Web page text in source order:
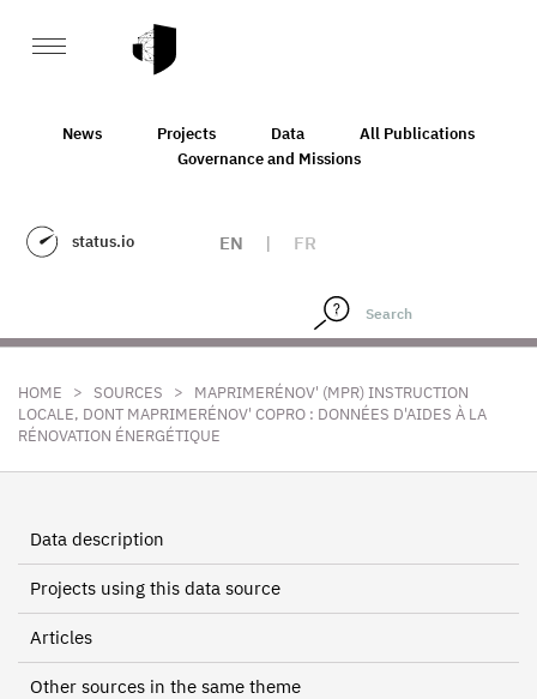
News Projects Data
All Publications
Governance and Missions
status.io EN | FR
HOME > SOURCES >
MAPRIMERÉNOV' (MPR) INSTRUCTION
LOCALE, DONT MAPRIMERÉNOV' COPRO : DONNÉES D'AIDES À LA
RÉNOVATION ÉNERGÉTIQUE
Data description
Projects using this data source
Articles
Other sources in the same theme